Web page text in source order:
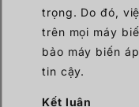
trọng. Do đó,
trên mọi máy
bảo máy biến
tin cậy.
Kết luận